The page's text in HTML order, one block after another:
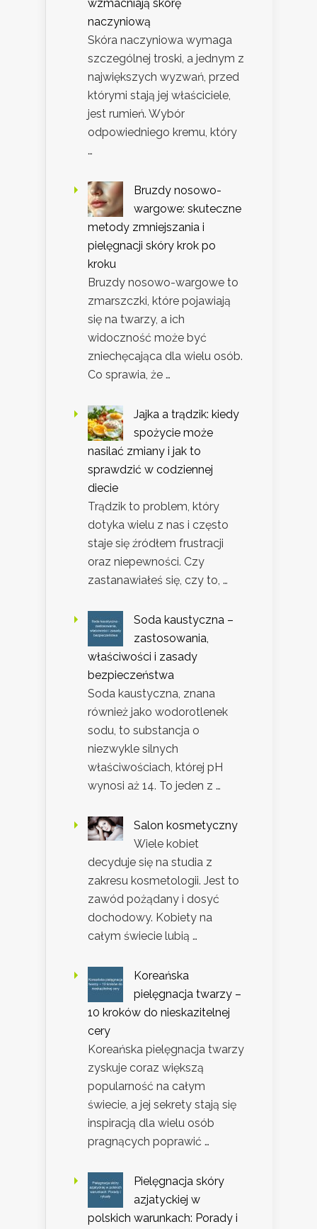
wzmacniają skórę
naczyniową
Skóra naczyniowa wymaga
szczególnej troski, a jednym z
największych wyzwań, przed
którymi stają jej właściciele,
jest rumień. Wybór
odpowiedniego kremu, który
…
Bruzdy nosowo-
wargowe: skuteczne
metody zmniejszania i
pielęgnacji skóry krok po
kroku
Bruzdy nosowo-wargowe to
zmarszczki, które pojawiają
się na twarzy, a ich
widoczność może być
zniechęcająca dla wielu osób.
Co sprawia, że …
Jajka a trądzik: kiedy
spożycie może
nasilać zmiany i jak to
sprawdzić w codziennej
diecie
Trądzik to problem, który
dotyka wielu z nas i często
staje się źródłem frustracji
oraz niepewności. Czy
zastanawiałeś się, czy to, …
Soda kaustyczna –
zastosowania,
właściwości i zasady
bezpieczeństwa
Soda kaustyczna, znana
również jako wodorotlenek
sodu, to substancja o
niezwykle silnych
właściwościach, której pH
wynosi aż 14. To jeden z …
Salon kosmetyczny
Wiele kobiet
decyduje się na studia z
zakresu kosmetologii. Jest to
zawód pożądany i dosyć
dochodowy. Kobiety na
całym świecie lubią …
Koreańska
pielęgnacja twarzy –
10 kroków do nieskazitelnej
cery
Koreańska pielęgnacja twarzy
zyskuje coraz większą
popularność na całym
świecie, a jej sekrety stają się
inspiracją dla wielu osób
pragnących poprawić …
Pielęgnacja skóry
azjatyckiej w
polskich warunkach: Porady i